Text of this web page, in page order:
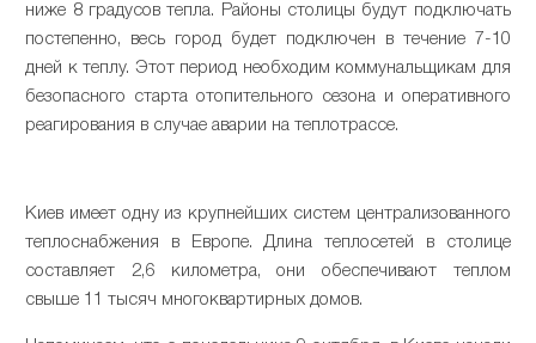
ниже 8 градусов тепла. Районы столицы будут подключать
постепенно, весь город будет подключен в течение 7-10
дней к теплу. Этот период необходим коммунальщикам для
безопасного старта отопительного сезона и оперативного
реагирования в случае аварии на теплотрассе.
Киев имеет одну из крупнейших систем централизованного
теплоснабжения в Европе. Длина теплосетей в столице
составляет 2,6 километра, они обеспечивают теплом
свыше 11 тысяч многоквартирных домов.